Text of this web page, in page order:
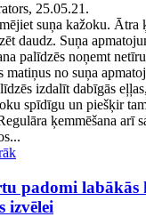
25.05.21.
suņa kažoku. Ātra
daudz. Suņa
palīdzēs noņemt
matiņus no suņa
izdalīt dabīgās
spīdīgu un piešķir
ķemmēšana arī
padomi labākās
izvēlei